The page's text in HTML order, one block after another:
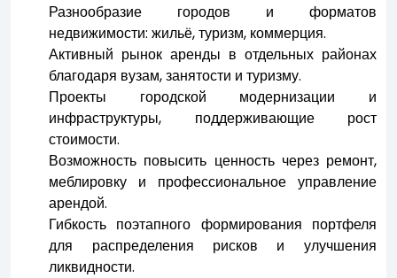
Разнообразие городов и форматов
недвижимости: жильё, туризм, коммерция.
Активный рынок аренды в отдельных районах
благодаря вузам, занятости и туризму.
Проекты городской модернизации и
инфраструктуры, поддерживающие рост
стоимости.
Возможность повысить ценность через ремонт,
меблировку и профессиональное управление
арендой.
Гибкость поэтапного формирования портфеля
для распределения рисков и улучшения
ликвидности.